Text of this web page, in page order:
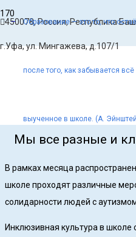
450078, Россия, Республика
г.Уфа, ул. Мингажева, д.107/1
Образование — это то, что
после того, как забывается всё
выученное в школе. (А.
Главная
Мы все разные и
В рамках месяца
школе проходят различные
солидарности людей с
Инклюзивная культура в школе